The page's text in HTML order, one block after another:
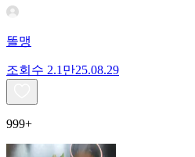
똘맹
조회수 2.1만25.08.29
999+